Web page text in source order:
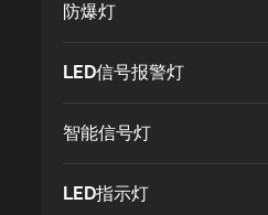
防爆灯
LED信号报警灯
智能信号灯
LED指示灯